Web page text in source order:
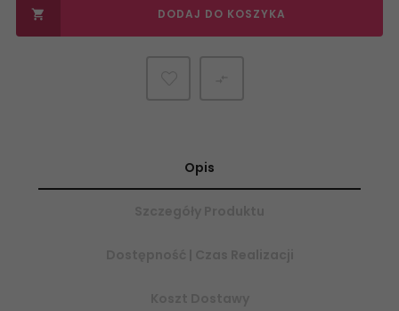
 DODAJ DO KOSZYKA
Opis